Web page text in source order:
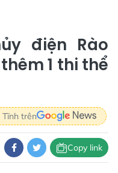
điện Rào
1 thi thể
trên
Copy link